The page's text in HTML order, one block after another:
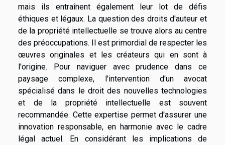
mais ils entraînent également leur lot de défis
éthiques et légaux. La question des droits d'auteur et
de la propriété intellectuelle se trouve alors au centre
des préoccupations. Il est primordial de respecter les
œuvres originales et les créateurs qui en sont à
l'origine. Pour naviguer avec prudence dans ce
paysage complexe, l'intervention d'un avocat
spécialisé dans le droit des nouvelles technologies
et de la propriété intellectuelle est souvent
recommandée. Cette expertise permet d'assurer une
innovation responsable, en harmonie avec le cadre
légal actuel. En considérant les implications de